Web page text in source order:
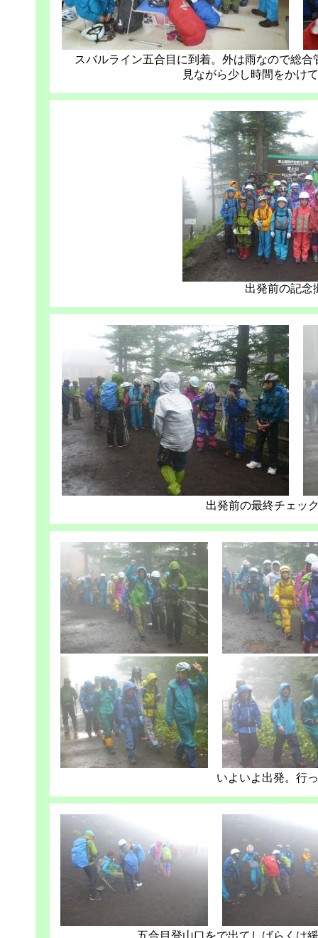
スバルライン五合目に到着。外は雨なので総
見ながら少し時間をかけ
出発前の記念
出発前の最終チェッ
いよいよ出発。行
五合目登山口をで出てしばらくは